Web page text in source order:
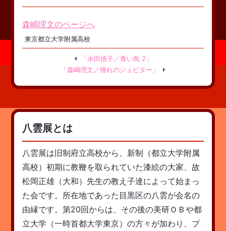
森嶋理文のページへ
東京都立大学附属高校
「永田徳子／青い鳥 2」
「森嶋理文／憧れのジュピター」
八雲展とは
八雲展は旧制府立高校から、新制（都立大学附属
高校）初期に教鞭を取られていた漆絵の大家、故
松岡正雄（大和）先生の教え子達によって始まっ
た会です。所在地であった目黒区の八雲が会名の
由縁です。第20回からは、その後の美研ＯＢや都
立大学（一時首都大学東京）の方々が加わり、プ